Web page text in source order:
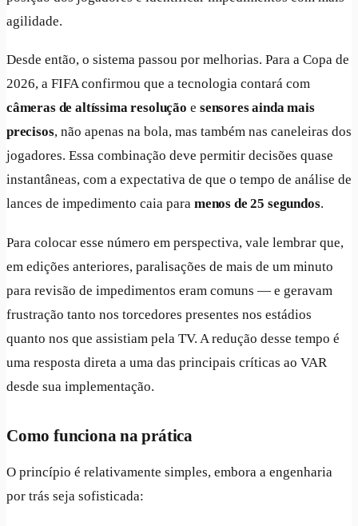
agilidade.
Desde então, o sistema passou por melhorias. Para a Copa de
2026, a FIFA confirmou que a tecnologia contará com
câmeras de altíssima resolução e sensores ainda mais
precisos, não apenas na bola, mas também nas caneleiras dos
jogadores. Essa combinação deve permitir decisões quase
instantâneas, com a expectativa de que o tempo de análise de
lances de impedimento caia para menos de 25 segundos.
Para colocar esse número em perspectiva, vale lembrar que,
em edições anteriores, paralisações de mais de um minuto
para revisão de impedimentos eram comuns — e geravam
frustração tanto nos torcedores presentes nos estádios
quanto nos que assistiam pela TV. A redução desse tempo é
uma resposta direta a uma das principais críticas ao VAR
desde sua implementação.
Como funciona na prática
O princípio é relativamente simples, embora a engenharia
por trás seja sofisticada: